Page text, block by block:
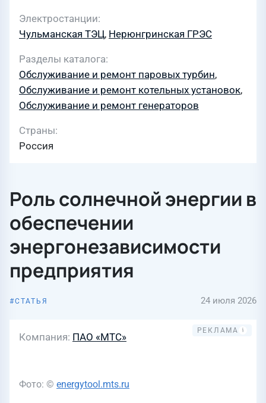
Электростанции
Чульманская ТЭЦ, Нерюнгринская ГРЭС
Разделы каталога
Обслуживание и ремонт паровых турбин,
Обслуживание и ремонт котельных установок,
Обслуживание и ремонт генераторов
Страны
Россия
Роль солнечной энергии в
обеспечении
энергонезависимости
предприятия
СТАТЬЯ 24 июля 2026
Компания ПАО «МТС»
Фото: © energytool.mts.ru